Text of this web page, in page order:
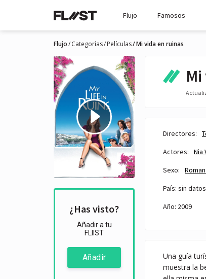
Flujo Famosos
Flujo Categorías Películas Mi vida en ruinas
¿Has visto?
Añadir a tu
FLIIST
Añadir
Directores:
Actores:
Nia
Sexo:
País: sin datos
Año: 2009
Una guía
muestra la